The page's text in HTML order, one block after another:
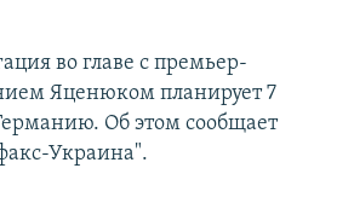
во главе с премьер-
Яценюком планирует 7
Об этом сообщает
Украина".